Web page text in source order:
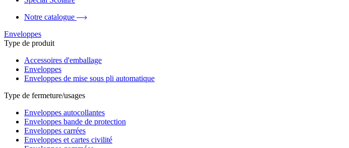
Notre catalogue
Enveloppes
Type de produit
Accessoires d'emballage
Enveloppes
Enveloppes de mise sous pli automatique
Type de fermeture/usages
Enveloppes autocollantes
Enveloppes bande de protection
Enveloppes carrées
Enveloppes et cartes civilité